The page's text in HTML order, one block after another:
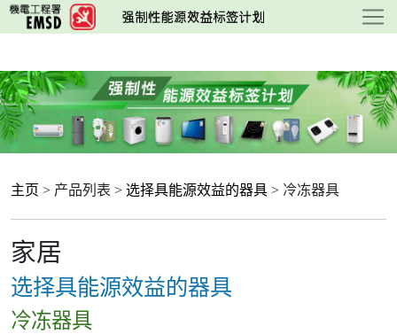
跳
至
要
内
容
主页 > 产品列表 > 选择具能源效益的器具 > 冷冻器具
家居
选择具能源效益的器具
冷冻器具